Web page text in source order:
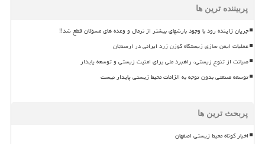
پربیننده ترین ها
جریان زاینده رود با وجود بارشهای بیشتر از نرمال و وعده های مسؤلان قطع شد!!
عملیات ایمن سازی زیستگاه گوزن زرد ایرانی در ارسنجان
صیانت از تنوع زیستی، راهبرد ملی برای امنیت زیستی و توسعه پایدار
توسعه صنعتی بدون توجه به الزامات محیط زیستی پایدار نیست
پربحث ترین ها
اخبار کوتاه محیط زیستی اصفهان